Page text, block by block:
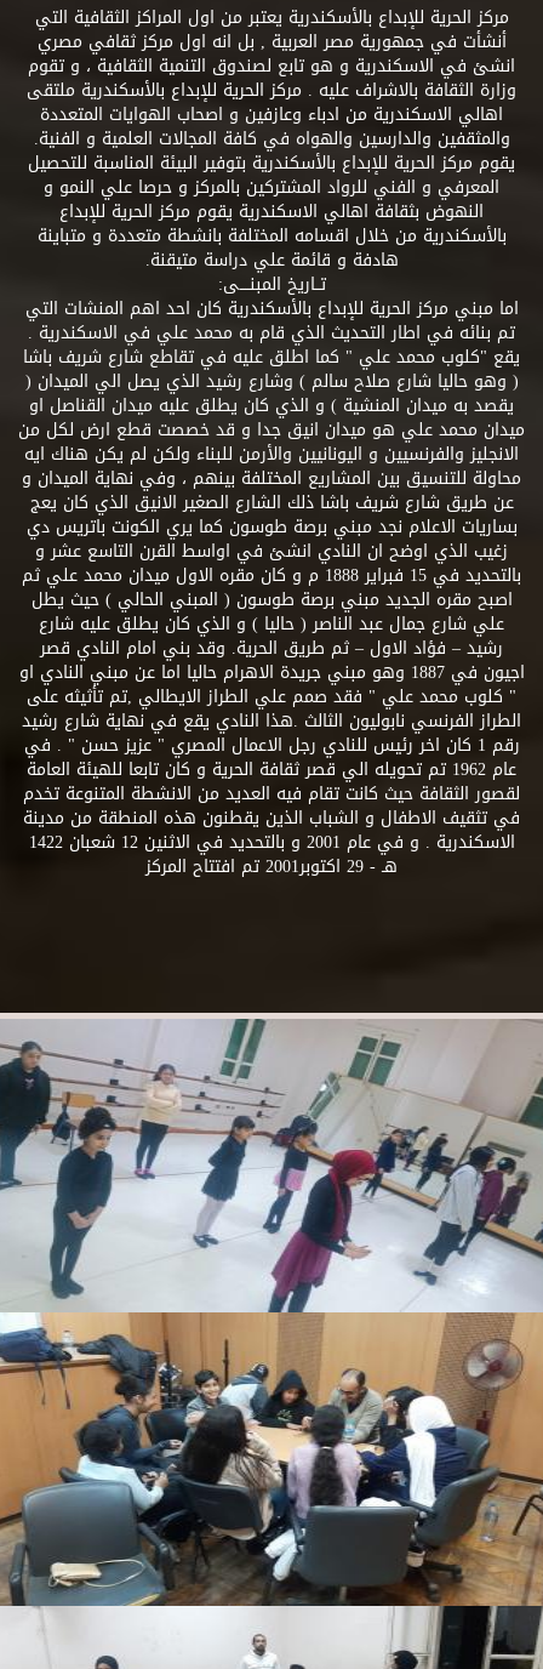
مركز الحرية للإبداع بالأسكندرية يعتبر من اول المراكز الثقافية التي
أنشأت في جمهورية مصر العربية , بل انه اول مركز ثقافي مصري
انشئ في الاسكندرية و هو تابع لصندوق التنمية الثقافية ، و تقوم
وزارة الثقافة بالاشراف عليه . مركز الحرية للإبداع بالأسكندرية ملتقى
اهالي الاسكندرية من ادباء وعازفين و اصحاب الهوايات المتعددة
والمثقفين والدارسين والهواه في كافة المجالات العلمية و الفنية.
يقوم مركز الحرية للإبداع بالأسكندرية بتوفير البيئة المناسبة للتحصيل
المعرفي و الفني للرواد المشتركين بالمركز و حرصا علي النمو و
النهوض بثقافة اهالي الاسكندرية يقوم مركز الحرية للإبداع
بالأسكندرية من خلال اقسامه المختلفة بانشطة متعددة و متباينة
هادفة و قائمة علي دراسة متيقنة.
تــاريخ المبنــــى:
اما مبني مركز الحرية للإبداع بالأسكندرية كان احد اهم المنشات التي
تم بنائه في اطار التحديث الذي قام به محمد علي في الاسكندرية .
يقع "كلوب محمد علي " كما اطلق عليه في تقاطع شارع شريف باشا
( وهو حاليا شارع صلاح سالم ) وشارع رشيد الذي يصل الي الميدان (
يقصد به ميدان المنشية ) و الذي كان يطلق عليه ميدان القناصل او
ميدان محمد علي هو ميدان انيق جدا و قد خصصت قطع ارض لكل من
الانجليز والفرنسيين و اليونانيين والأرمن للبناء ولكن لم يكن هناك ايه
محاولة للتنسيق بين المشاريع المختلفة بينهم ، وفي نهاية الميدان و
عن طريق شارع شريف باشا ذلك الشارع الصغير الانيق الذي كان يعج
بساريات الاعلام نجد مبني برصة طوسون كما يري الكونت باتريس دي
زغيب الذي اوضح ان النادي انشئ في اواسط القرن التاسع عشر و
بالتحديد في 15 فبراير 1888 م و كان مقره الاول ميدان محمد علي ثم
اصبح مقره الجديد مبني برصة طوسون ( المبني الحالي ) حيث يطل
علي شارع جمال عبد الناصر ( حاليا ) و الذي كان يطلق عليه شارع
رشيد – فؤاد الاول – ثم طريق الحرية. وقد بني امام النادي قصر
اجيون في 1887 وهو مبني جريدة الاهرام حاليا اما عن مبني النادي او
" كلوب محمد علي " فقد صمم علي الطراز الايطالي ,تم تأثيثه على
الطراز الفرنسي نابوليون الثالث .هذا النادي يقع في نهاية شارع رشيد
رقم 1 كان اخر رئيس للنادي رجل الاعمال المصري " عزيز حسن " . في
عام 1962 تم تحويله الي قصر ثقافة الحرية و كان تابعا للهيئة العامة
لقصور الثقافة حيث كانت تقام فيه العديد من الانشطة المتنوعة تخدم
في تثقيف الاطفال و الشباب الذين يقطنون هذه المنطقة من مدينة
الاسكندرية . و في عام 2001 و بالتحديد في الاثنين 12 شعبان 1422
هـ - 29 اكتوبر2001 تم افتتاح المركز